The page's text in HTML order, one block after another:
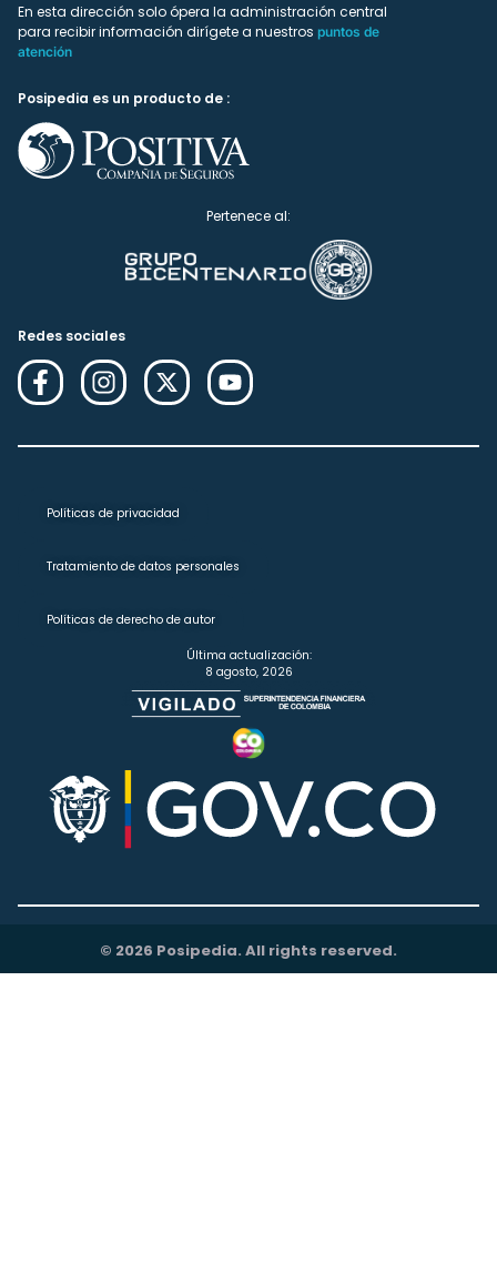
En esta dirección solo ópera la administración central
para recibir información dirígete a nuestros puntos de
atención
Posipedia es un producto de :
Pertenece al:
Redes sociales
Políticas de privacidad
Tratamiento de datos personales
Políticas de derecho de autor
Última actualización:
8 agosto, 2026
© 2026 Posipedia. All rights reserved.